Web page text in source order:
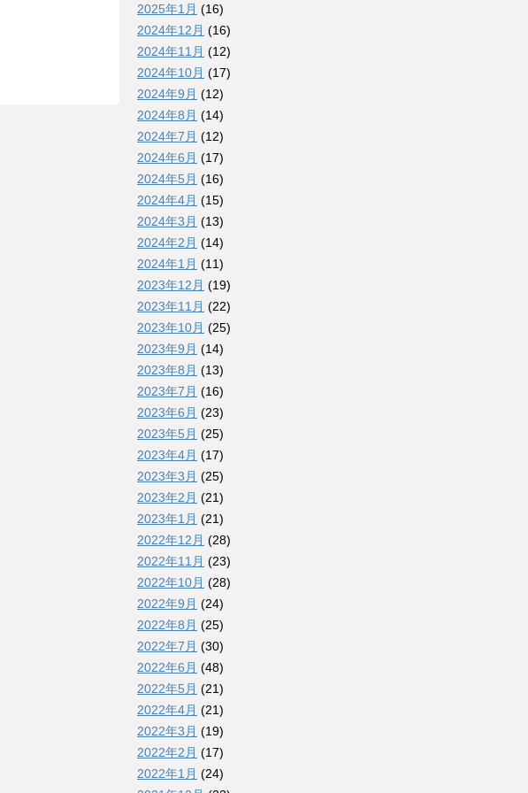
2025年1月 (16)
2024年12月 (16)
2024年11月 (12)
2024年10月 (17)
2024年9月 (12)
2024年8月 (14)
2024年7月 (12)
2024年6月 (17)
2024年5月 (16)
2024年4月 (15)
2024年3月 (13)
2024年2月 (14)
2024年1月 (11)
2023年12月 (19)
2023年11月 (22)
2023年10月 (25)
2023年9月 (14)
2023年8月 (13)
2023年7月 (16)
2023年6月 (23)
2023年5月 (25)
2023年4月 (17)
2023年3月 (25)
2023年2月 (21)
2023年1月 (21)
2022年12月 (28)
2022年11月 (23)
2022年10月 (28)
2022年9月 (24)
2022年8月 (25)
2022年7月 (30)
2022年6月 (48)
2022年5月 (21)
2022年4月 (21)
2022年3月 (19)
2022年2月 (17)
2022年1月 (24)